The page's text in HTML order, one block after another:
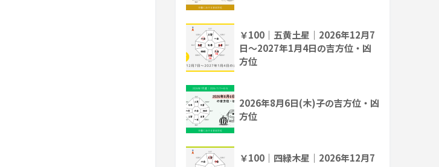
￥100｜五黄土星｜2026年12月7
日～2027年1月4日の吉方位・凶
方位
2026年8月6日(木)子の吉方位・凶
方位
￥100｜四緑木星｜2026年12月7